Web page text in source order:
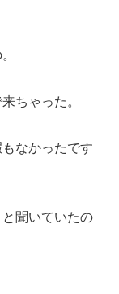
ちゃった。
なかったです
聞いていたの